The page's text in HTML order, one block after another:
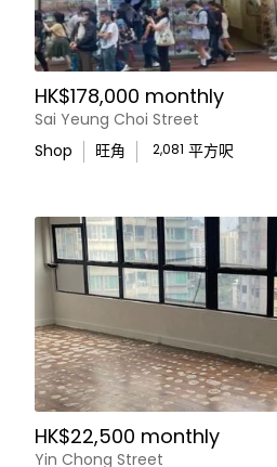
HK$178,000 monthly
Sai Yeung Choi Street
Shop
旺角 2,081 平方呎
HK$22,500 monthly
Yin Chong Street